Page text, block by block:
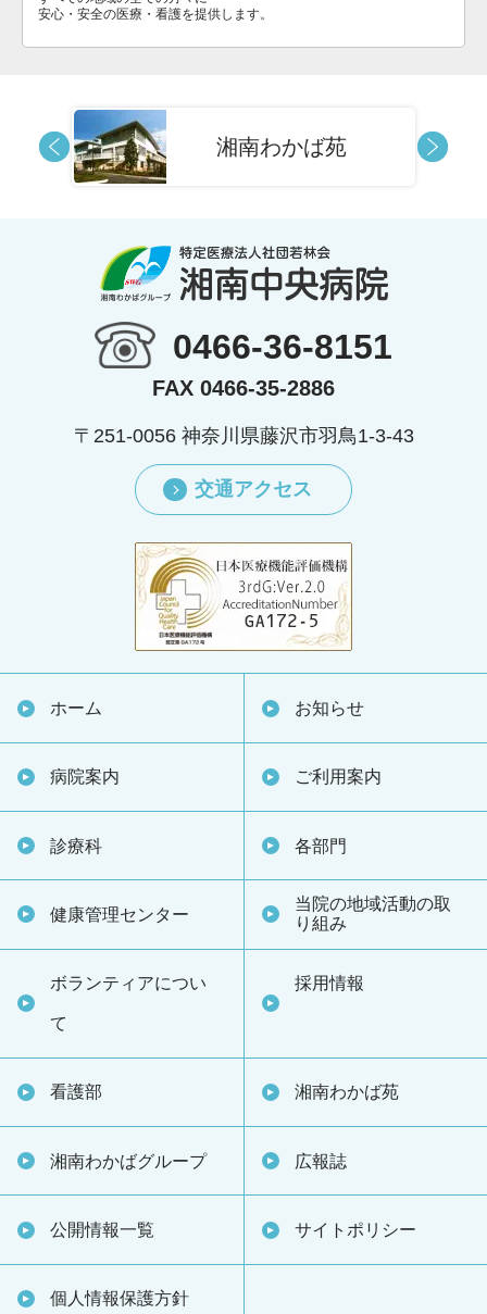
安心・安全の医療・看護を提供します。
湘南わかば苑
0466-36-8151
FAX 0466-35-2886
〒251-0056 神奈川県藤沢市羽鳥1-3-43
交通アクセス
ホーム お知らせ
病院案内 ご利用案内
診療科 各部門
健康管理センター
当院の地域活動の取
り組み
ボランティアについ
て
採用情報
看護部 湘南わかば苑
湘南わかばグループ 広報誌
公開情報一覧 サイトポリシー
個人情報保護方針